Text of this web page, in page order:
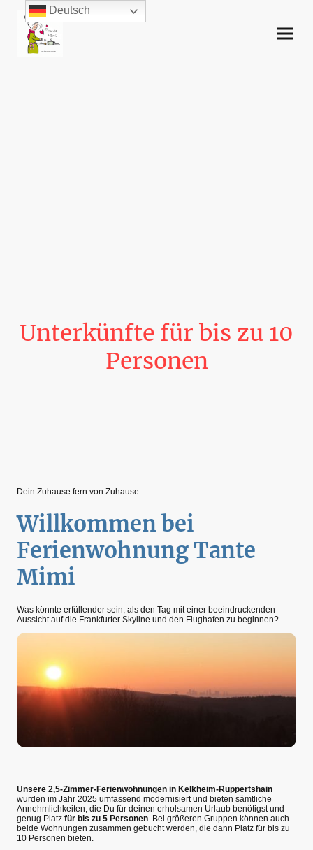
Unterkünfte für bis zu 10
Personen
Dein Zuhause fern von Zuhause
Willkommen bei
Ferienwohnung Tante
Mimi
Was könnte erfüllender sein, als den Tag mit einer beeindruckenden
Aussicht auf die Frankfurter Skyline und den Flughafen zu beginnen?
Unsere 2,5-Zimmer-Ferienwohnungen in Kelkheim-Ruppertshain
wurden im Jahr 2025 umfassend modernisiert und bieten sämtliche
Annehmlichkeiten, die Du für deinen erholsamen Urlaub benötigst und
genug Platz für bis zu 5 Personen . Bei größeren Gruppen können auch
beide Wohnungen zusammen gebucht werden, die dann Platz für bis zu
10 Personen bieten.
Deutsch